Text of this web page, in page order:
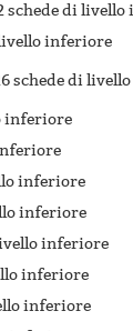
schede di
inferiore
schede di
inferiore
inferiore
inferiore
inferiore
inferiore
inferiore